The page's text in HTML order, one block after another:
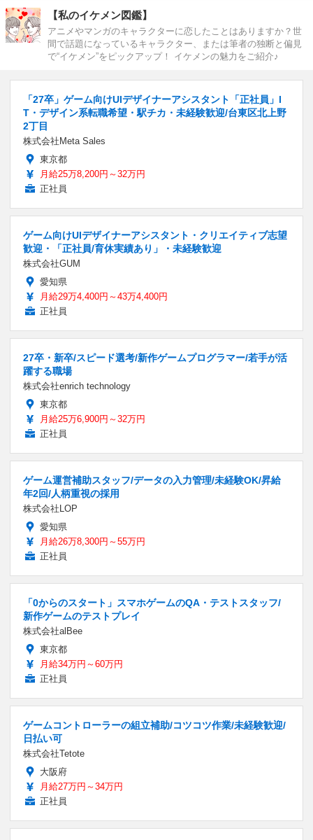
【私のイケメン図鑑】
アニメやマンガのキャラクターに恋したことはありますか？世
間で話題になっているキャラクター、または筆者の独断と偏見
で“イケメン”をピックアップ！ イケメンの魅力をご紹介♪
「27卒」ゲーム向けUIデザイナーアシスタント「正社員」I
T・デザイン系転職希望・駅チカ・未経験歓迎/台東区北上野
2丁目
株式会社Meta Sales
東京都
月給25万8,200円～32万円
正社員
ゲーム向けUIデザイナーアシスタント・クリエイティブ志望
歓迎・「正社員/育休実績あり」・未経験歓迎
株式会社GUM
愛知県
月給29万4,400円～43万4,400円
正社員
27卒・新卒/スピード選考/新作ゲームプログラマー/若手が活
躍する職場
株式会社enrich technology
東京都
月給25万6,900円～32万円
正社員
ゲーム運営補助スタッフ/データの入力管理/未経験OK/昇給
年2回/人柄重視の採用
株式会社LOP
愛知県
月給26万8,300円～55万円
正社員
「0からのスタート」スマホゲームのQA・テストスタッフ/
新作ゲームのテストプレイ
株式会社alBee
東京都
月給34万円～60万円
正社員
ゲームコントローラーの組立補助/コツコツ作業/未経験歓迎/
日払い可
株式会社Tetote
大阪府
月給27万円～34万円
正社員